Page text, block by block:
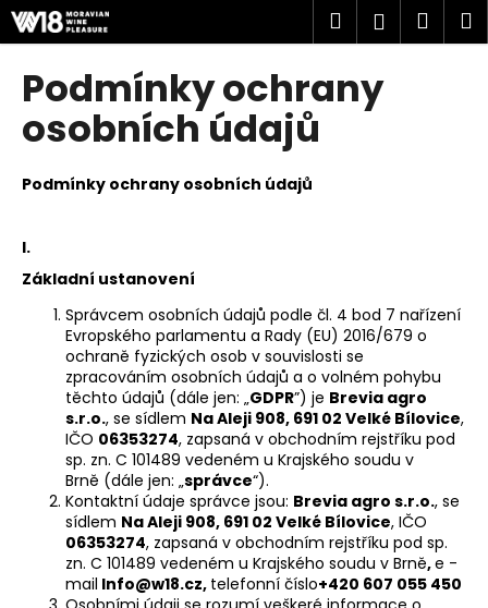
Přejít
na
obsah
Hledat
Podmínky ochrany
osobních údajů
Podmínky ochrany osobních údajů
I.
Základní ustanovení
Správcem osobních údajů podle čl. 4 bod 7 nařízení
Evropského parlamentu a Rady (EU) 2016/679 o
ochraně fyzických osob v souvislosti se
zpracováním osobních údajů a o volném pohybu
těchto údajů (dále jen: „GDPR”) je Brevia agro
s.r.o., se sídlem Na Aleji 908, 691 02 Velké Bílovice,
IČO 06353274, zapsaná v obchodním rejstříku pod
sp. zn. C 101489 vedeném u Krajského soudu v
Brně (dále jen: „správce“).
Kontaktní údaje správce jsou: Brevia agro s.r.o., se
sídlem Na Aleji 908, 691 02 Velké Bílovice, IČO
06353274, zapsaná v obchodním rejstříku pod sp.
zn. C 101489 vedeném u Krajského soudu v Brně,e -
mail Info@w18.cz, telefonní číslo+420 607 055 450
K
o
C
o
p
t
ř
e